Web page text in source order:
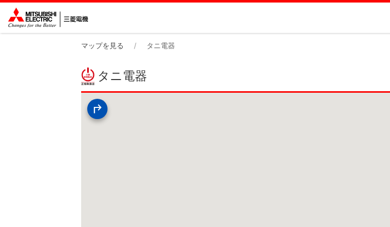
マップを見る タニ電器
タニ電器